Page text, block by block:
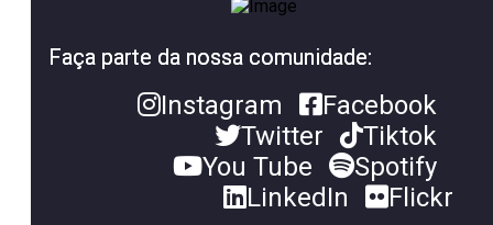
Faça parte da nossa comunidade:
Instagram
Facebook
Twitter
Tiktok
You Tube
Spotify
LinkedIn
Flickr